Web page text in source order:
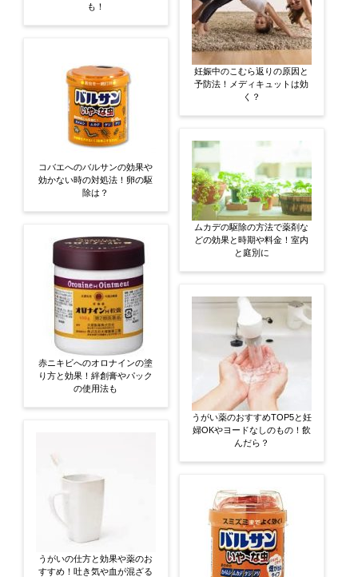
も！
コバエへのバルサンの効果や
効かない時の対処法！卵の駆
除は？
赤ニキビへのオロナインの塗
り方と効果！絆創膏やパック
の使用法も
うがいの仕方と効果や薬のお
すすめ！吐き気や血が混ざる
妊娠中のこむら返りの原因と
予防法！メディキュットは効
く？
ムカデの駆除の方法で薬剤な
どの効果と時期や料金！室内
と庭別に
うがい薬のおすすめTOP5と妊
婦OKやヨードなしのもの！飲
んだら？